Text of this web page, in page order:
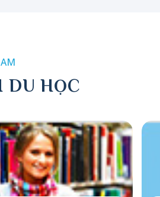
DU HỌC